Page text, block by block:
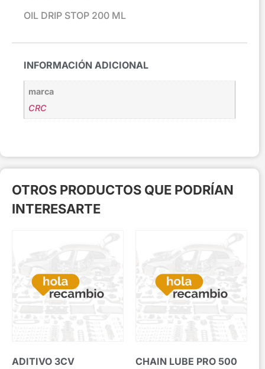
OIL DRIP STOP 200 ML
INFORMACIÓN ADICIONAL
marca
CRC
OTROS PRODUCTOS QUE PODRÍAN
INTERESARTE
ADITIVO 3CV
CHAIN LUBE PRO 500